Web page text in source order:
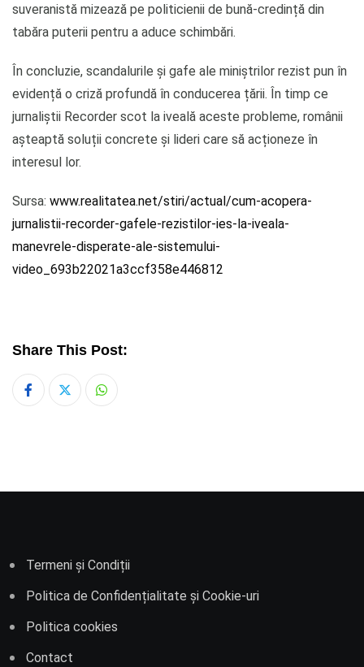
suveranistă mizează pe politicienii de bună-credință din
tabăra puterii pentru a aduce schimbări.
În concluzie, scandalurile și gafe ale miniștrilor rezist pun în
evidență o criză profundă în conducerea țării. În timp ce
jurnaliștii Recorder scot la iveală aceste probleme, românii
așteaptă soluții concrete și lideri care să acționeze în
interesul lor.
Sursa: www.realitatea.net/stiri/actual/cum-acopera-
jurnalistii-recorder-gafele-rezistilor-ies-la-iveala-
manevrele-disperate-ale-sistemului-
video_693b22021a3ccf358e446812
Share This Post:
Whatsapp
Termeni și Condiții
Politica de Confidențialitate și Cookie-uri
Politica cookies
Contact